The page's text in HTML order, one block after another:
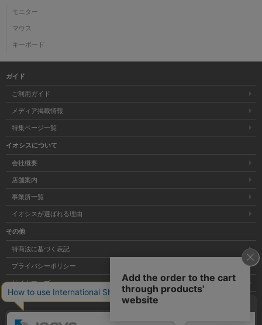
モニター
マウス
キーボード
ガイド
ご利用ガイド
メディア掲載情報
特集ページ一覧
イオシスについて
会社概要
店舗案内
事業所一覧
イオシスが選ばれる理由
その他
特商法に基づく表記
プライバシーポリシー
サイトマップ